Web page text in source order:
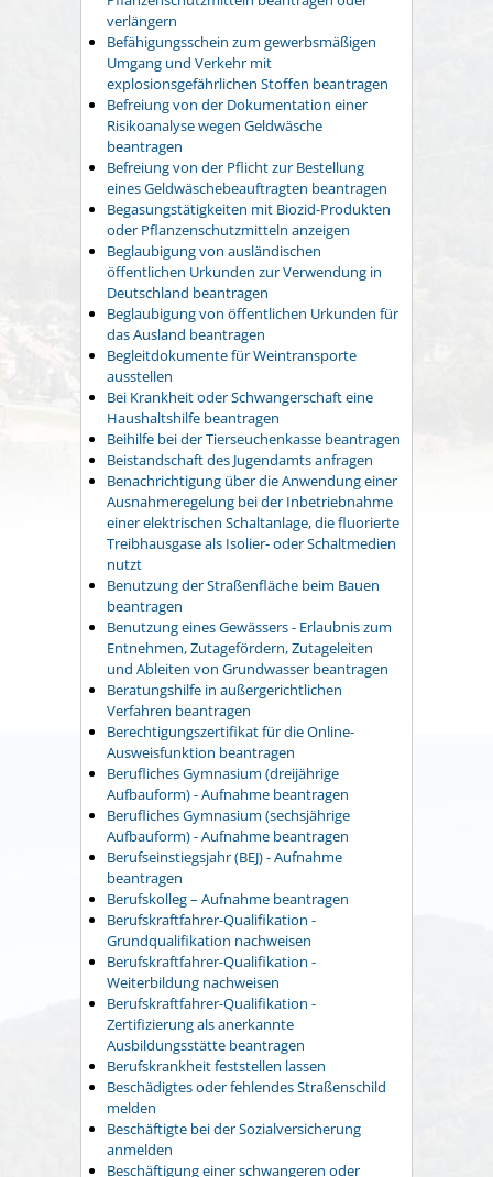
verlängern
Befähigungsschein zum gewerbsmäßigen
Umgang und Verkehr mit
explosionsgefährlichen Stoffen beantragen
Befreiung von der Dokumentation einer
Risikoanalyse wegen Geldwäsche
beantragen
Befreiung von der Pflicht zur Bestellung
eines Geldwäschebeauftragten beantragen
Begasungstätigkeiten mit Biozid-Produkten
oder Pflanzenschutzmitteln anzeigen
Beglaubigung von ausländischen
öffentlichen Urkunden zur Verwendung in
Deutschland beantragen
Beglaubigung von öffentlichen Urkunden für
das Ausland beantragen
Begleitdokumente für Weintransporte
ausstellen
Bei Krankheit oder Schwangerschaft eine
Haushaltshilfe beantragen
Beihilfe bei der Tierseuchenkasse beantragen
Beistandschaft des Jugendamts anfragen
Benachrichtigung über die Anwendung einer
Ausnahmeregelung bei der Inbetriebnahme
einer elektrischen Schaltanlage, die fluorierte
Treibhausgase als Isolier- oder Schaltmedien
nutzt
Benutzung der Straßenfläche beim Bauen
beantragen
Benutzung eines Gewässers - Erlaubnis zum
Entnehmen, Zutagefördern, Zutageleiten
und Ableiten von Grundwasser beantragen
Beratungshilfe in außergerichtlichen
Verfahren beantragen
Berechtigungszertifikat für die Online-
Ausweisfunktion beantragen
Berufliches Gymnasium (dreijährige
Aufbauform) - Aufnahme beantragen
Berufliches Gymnasium (sechsjährige
Aufbauform) - Aufnahme beantragen
Berufseinstiegsjahr (BEJ) - Aufnahme
beantragen
Berufskolleg – Aufnahme beantragen
Berufskraftfahrer-Qualifikation -
Grundqualifikation nachweisen
Berufskraftfahrer-Qualifikation -
Weiterbildung nachweisen
Berufskraftfahrer-Qualifikation -
Zertifizierung als anerkannte
Ausbildungsstätte beantragen
Berufskrankheit feststellen lassen
Beschädigtes oder fehlendes Straßenschild
melden
Beschäftigte bei der Sozialversicherung
anmelden
Beschäftigung einer schwangeren oder